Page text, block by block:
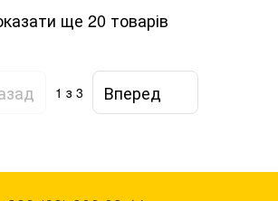
ще 20 товарів
1 з 3 Вперед